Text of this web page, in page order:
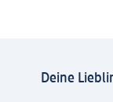
Deine